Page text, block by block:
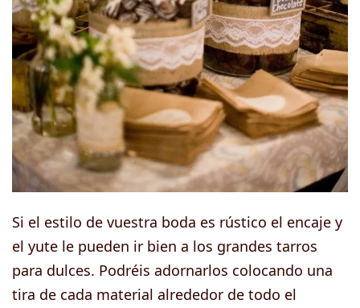
Si el estilo de vuestra boda es rústico el encaje y
el yute le pueden ir bien a los grandes tarros
para dulces. Podréis adornarlos colocando una
tira de cada material alrededor de todo el